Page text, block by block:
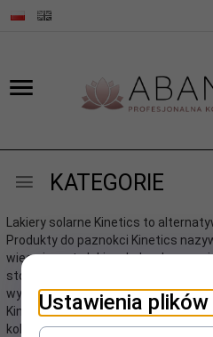
KATEGORIE
Lakiery solarne Kinetics to
Produkty do paznokci Kinetics
więc nie są to lakiery hybrydowe,
stosuje hybrydy ze względu na
wyższe ceny, dlatego też decydują
Kinetics. Lakiery marki Kinetics
kolorów i są dostępne w naszej
Ustawienia